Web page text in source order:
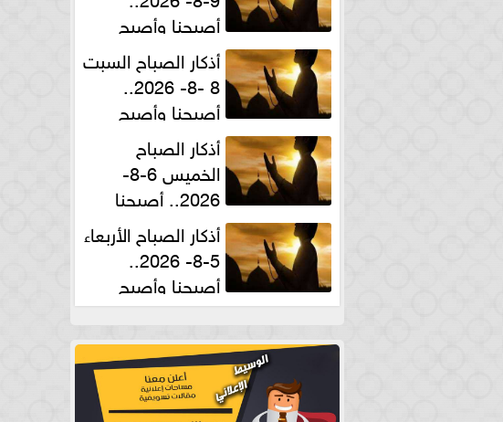
أصبحنا وأصبح
الملك لله والحمد للهأذكار الصباح السبت
أصبحنا وأصبح
الملك لله والحمد للهأذكار الصباح
الخميس 6-8-
2026.. أصبحنا
وأصبح الملك لله والحمد لله
أذكار الصباح الأربعاء
5-8- 2026..
أصبحنا وأصبح
الملك لله والحمد لله